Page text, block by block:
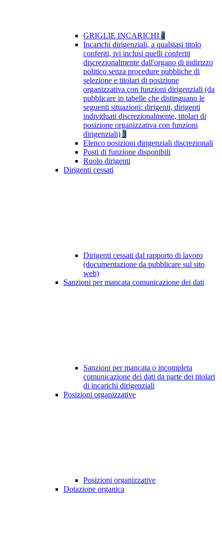
GRIGLIE INCARICHI 4
Incarichi dirigenziali, a qualsiasi titolo
conferiti, ivi inclusi quelli conferiti
discrezionalmente dall'organo di indirizzo
politico senza procedure pubbliche di
selezione e titolari di posizione
organizzativa con funzioni dirigenziali (da
pubblicare in tabelle che distinguano le
seguenti situazioni: dirigenti, dirigenti
individuati discrezionalmente, titolari di
posizione organizzativa con funzioni
dirigenziali) 3
Elenco posizioni dirigenziali discrezionali
Posti di funzione disponibili
Ruolo dirigenti
Dirigenti cessati
Dirigenti cessati dal rapporto di lavoro
(documentazione da pubblicare sul sito
web)
Sanzioni per mancata comunicazione dei dati
Sanzioni per mancata o incompleta
comunicazione dei dati da parte dei titolari
di incarichi dirigenziali
Posizioni organizzative
Posizioni organizzative
Dotazione organica